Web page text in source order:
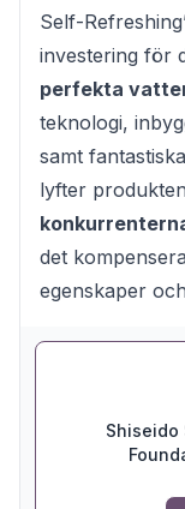
Self-
investering för
perfekta
teknologi,
samt
lyfter
det
egenskaper
Shiseido